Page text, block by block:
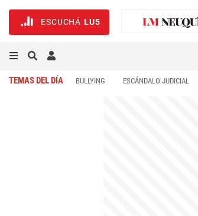
ESCUCHÁ LU5
TEMAS DEL DÍA BULLYING ESCÁNDALO JUDICIAL